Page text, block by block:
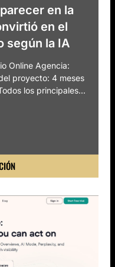
en la
en el
según la IA
Online Agencia:
proyecto: 4 meses
los principales...